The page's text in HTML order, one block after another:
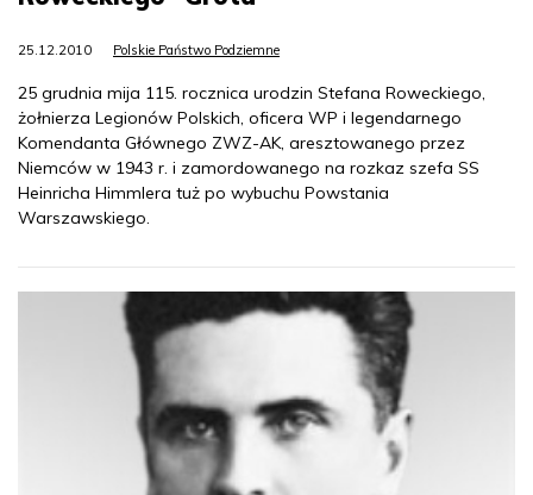
25.12.2010 Polskie Państwo Podziemne
25 grudnia mija 115. rocznica urodzin Stefana Roweckiego,
żołnierza Legionów Polskich, oficera WP i legendarnego
Komendanta Głównego ZWZ-AK, aresztowanego przez
Niemców w 1943 r. i zamordowanego na rozkaz szefa SS
Heinricha Himmlera tuż po wybuchu Powstania
Warszawskiego.